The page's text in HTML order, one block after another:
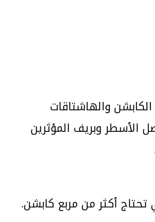
والهاشتاقات
الأسطر وبريف المؤثرين
أكثر من مربع كابشن.